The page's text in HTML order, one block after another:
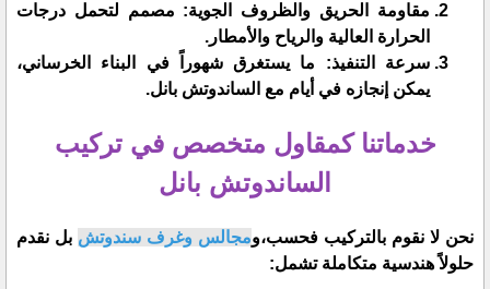
​مقاومة الحريق والظروف الجوية: مصمم لتحمل درجات
الحرارة العالية والرياح والأمطار.
​سرعة التنفيذ: ما يستغرق شهوراً في البناء الخرساني،
يمكن إنجازه في أيام مع الساندوتش بانل.
خدماتنا كمقاول متخصص في تركيب
الساندوتش بانل
​نحن لا نقوم بالتركيب فحسب،ومجالس وغرف سندوتش بل نقدم
حلولاً هندسية متكاملة تشمل: